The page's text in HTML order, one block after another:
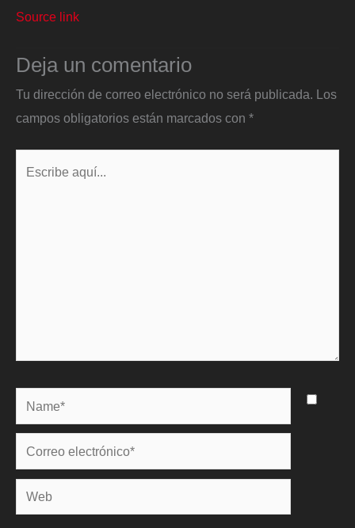
Source link
Deja un comentario
Tu dirección de correo electrónico no será publicada.
Los
campos obligatorios están marcados con *
Name*
Correo
electrónico*
Web